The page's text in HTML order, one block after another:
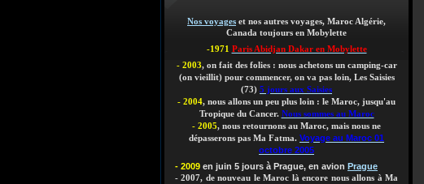
Nos voyages et nos autres voyages, Maroc Algérie,
Canada toujours en Mobylette
-1971 Paris Abidjan Dakar en Mobylette
- 2003, on fait des folies : nous achetons un camping-car
(on vieillit) pour commencer, on va pas loin, Les Saisies
(73) 5 jours aux Saisies
- 2004, nous allons un peu plus loin : le Maroc, jusqu'au
Tropique du Cancer. Nous sommes au Maroc
- 2005, nous retournons au Maroc, mais nous ne
dépasserons pas Ma Fatma. Voyage au Maroc 01
octobre 2005
- 2009 en juin 5 jours à Prague, en avion Prague
- 2007, de nouveau le Maroc là encore nous allons à Ma